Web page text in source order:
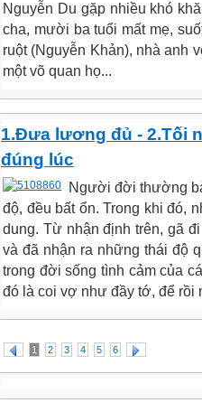
Nguyễn Du gặp nhiều khó
cha, mười ba tuổi mất mẹ,
ruột (Nguyễn Khản), nhà anh
một võ quan họ...
1.Đưa lương đủ - 2.Tối
đúng lúc
Người đời thường
độ, đều bất ổn. Trong khi đó,
dung. Từ nhận định trên, gã
và đã nhận ra những thái độ
trong đời sống tình cảm của
đó là coi vợ như đầy tớ, để rồi
1 2 3 4 5 6